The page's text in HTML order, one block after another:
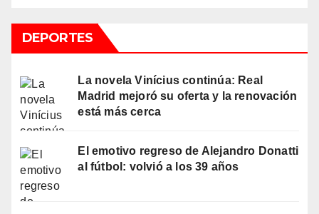
DEPORTES
La novela Vinícius continúa: Real
Madrid mejoró su oferta y la renovación
está más cerca
El emotivo regreso de Alejandro Donatti
al fútbol: volvió a los 39 años